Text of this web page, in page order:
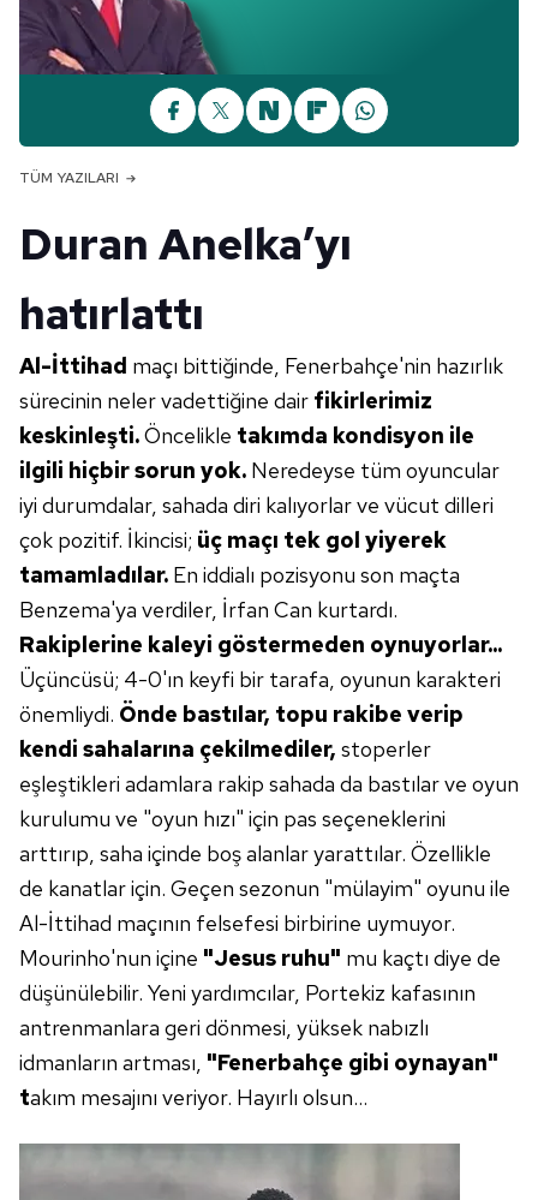
TÜM YAZILARI
Duran Anelka’yı
hatırlattı
Al-İttihad maçı bittiğinde, Fenerbahçe'nin hazırlık
sürecinin neler vadettiğine dair fikirlerimiz
keskinleşti.Öncelikle takımda kondisyon ile
ilgili hiçbir sorun yok. Neredeyse tüm oyuncular
iyi durumdalar, sahada diri kalıyorlar ve vücut dilleri
çok pozitif. İkincisi; üç maçı tek gol yiyerek
tamamladılar. En iddialı pozisyonu son maçta
Benzema'ya verdiler, İrfan Can kurtardı.
Rakiplerine kaleyi göstermeden oynuyorlar...
Üçüncüsü; 4-0'ın keyfi bir tarafa, oyunun karakteri
önemliydi. Önde bastılar, topu rakibe verip
kendi sahalarına çekilmediler, stoperler
eşleştikleri adamlara rakip sahada da bastılar ve oyun
kurulumu ve "oyun hızı" için pas seçeneklerini
arttırıp, saha içinde boş alanlar yarattılar. Özellikle
de kanatlar için. Geçen sezonun "mülayim" oyunu ile
Al-İttihad maçının felsefesi birbirine uymuyor.
Mourinho'nun içine "Jesus ruhu" mu kaçtı diye de
düşünülebilir. Yeni yardımcılar, Portekiz kafasının
antrenmanlara geri dönmesi, yüksek nabızlı
idmanların artması, "Fenerbahçe gibi oynayan"
takım mesajını veriyor. Hayırlı olsun…